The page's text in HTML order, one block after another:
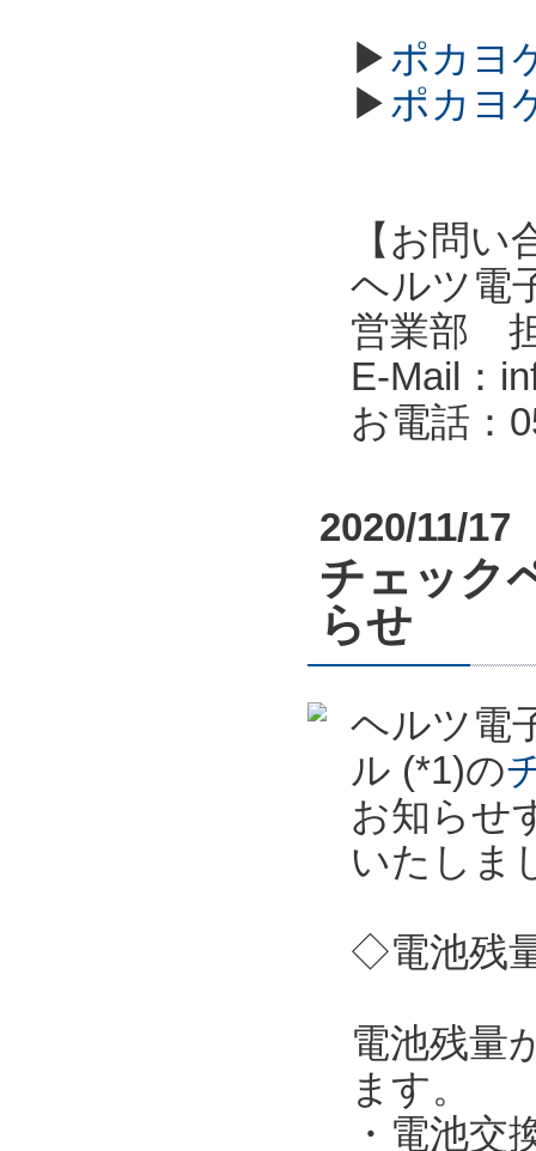
▶ポカヨ
▶ポカヨ
【お問い
ヘルツ電
営業部
E-Mail：
お電話：
2020/11/17
チェック
らせ
ヘルツ電
ル (*1)の
お知らせ
いたしま
◇電池残
電池残量
ます。
・電池